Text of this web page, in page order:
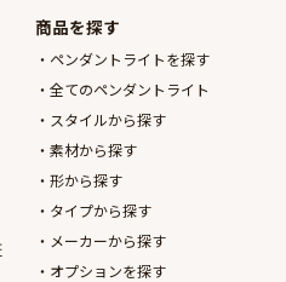
商品を探す
ペンダントライトを探す
全てのペンダントライト
スタイルから探す
素材から探す
形から探す
タイプから探す
メーカーから探す
オプションを探す